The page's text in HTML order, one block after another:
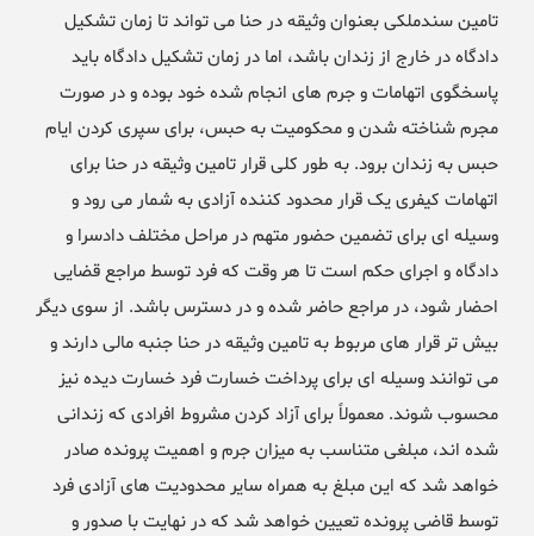
تامین سندملکی بعنوان وثیقه در حنا می تواند تا زمان تشکیل
دادگاه در خارج از زندان باشد، اما در زمان تشکیل دادگاه باید
پاسخگوی اتهامات و جرم های انجام شده خود بوده و در صورت
مجرم شناخته شدن و محکومیت به حبس، برای سپری کردن ایام
حبس به زندان برود. به طور کلی قرار تامین وثیقه در حنا برای
اتهامات کیفری یک قرار محدود کننده آزادی به شمار می رود و
وسیله ای برای تضمین حضور متهم در مراحل مختلف دادسرا و
دادگاه و اجرای حکم است تا هر وقت که فرد توسط مراجع قضایی
احضار شود، در مراجع حاضر شده و در دسترس باشد. از سوی دیگر
بیش تر قرار های مربوط به تامین وثیقه در حنا جنبه مالی دارند و
می توانند وسیله ای برای پرداخت خسارت فرد خسارت دیده نیز
محسوب شوند. معمولاً برای آزاد کردن مشروط افرادی که زندانی
شده اند، مبلغی متناسب به میزان جرم و اهمیت پرونده صادر
خواهد شد که این مبلغ به همراه سایر محدودیت های آزادی فرد
توسط قاضی پرونده تعیین خواهد شد که در نهایت با صدور و